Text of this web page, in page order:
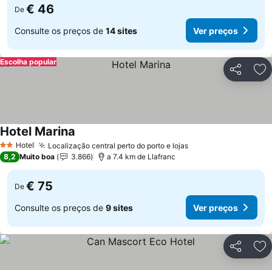
De € 46
Consulte os preços de 14 sites Ver preços
Partilhar
Escolha popular
2 Estrelas
Hotel Localização central perto do porto e lojasVer preços
Hotel Marina
8,2 Muito boa 3.866 a 7.4 km de Llafranc
De € 75
Consulte os preços de 9 sites Ver preços
Partilhar